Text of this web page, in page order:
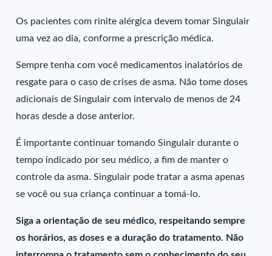
Os pacientes com rinite alérgica devem tomar Singulair
uma vez ao dia, conforme a prescrição médica.
Sempre tenha com você medicamentos inalatórios de
resgate para o caso de crises de asma. Não tome doses
adicionais de Singulair com intervalo de menos de 24
horas desde a dose anterior.
É importante continuar tomando Singulair durante o
tempo indicado por seu médico, a fim de manter o
controle da asma. Singulair pode tratar a asma apenas
se você ou sua criança continuar a tomá-lo.
Siga a orientação de seu médico, respeitando sempre
os horários, as doses e a duração do tratamento. Não